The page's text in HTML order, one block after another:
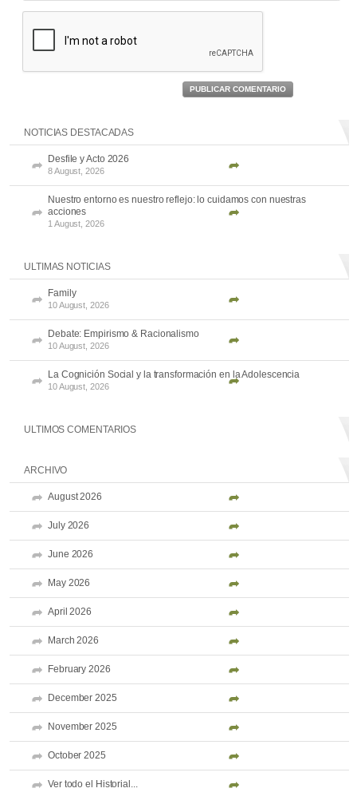
PUBLICAR COMENTARIO
NOTICIAS DESTACADAS
Desfile y Acto 2026
8 August, 2026
Nuestro entorno es nuestro reflejo: lo cuidamos con nuestras
acciones
1 August, 2026
ULTIMAS NOTICIAS
Family
10 August, 2026
Debate: Empirismo & Racionalismo
10 August, 2026
La Cognición Social y la transformación en la Adolescencia
10 August, 2026
ULTIMOS COMENTARIOS
ARCHIVO
August 2026
July 2026
June 2026
May 2026
April 2026
March 2026
February 2026
December 2025
November 2025
October 2025
Ver todo el Historial...